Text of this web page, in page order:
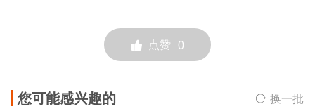
点赞 0
您可能感兴趣的 换一批